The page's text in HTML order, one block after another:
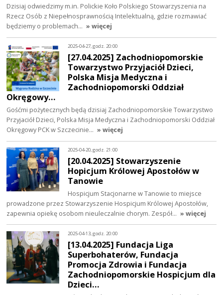
Dzisiaj odwiedzimy m.in. Polickie Koło Polskiego Stowarzyszenia na
Rzecz Osób z Niepełnosprawnością Intelektualną, gdzie rozmawiać
będziemy o problemach… » więcej
2025-04-27, godz. 20:00
[27.04.2025] Zachodniopomorskie
Towarzystwo Przyjaciół Dzieci,
Polska Misja Medyczna i
Zachodniopomorski Oddział
Okręgowy…
Gośćmi pożytecznych będą dzisiaj Zachodniopomorskie Towarzystwo
Przyjaciół Dzieci, Polska Misja Medyczna i Zachodniopomorski Oddział
Okręgowy PCK w Szczecinie… » więcej
2025-04-20, godz. 21:00
[20.04.2025] Stowarzyszenie
Hopicjum Królowej Apostołów w
Tanowie
Hospicjum Stacjonarne w Tanowie to miejsce
prowadzone przez Stowarzyszenie Hospicjum Królowej Apostołów,
zapewnia opiekę osobom nieuleczalnie chorym. Zespół… » więcej
2025-04-13, godz. 20:00
[13.04.2025] Fundacja Liga
Superbohaterów, Fundacja
Promocja Zdrowia i Fundacja
Zachodniopomorskie Hospicjum dla
Dzieci…